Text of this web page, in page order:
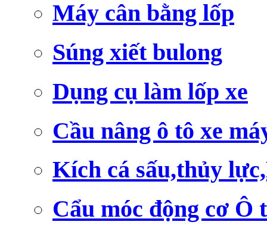
Máy cân bằng lốp
Súng xiết bulong
Dụng cụ làm lốp xe
Cầu nâng ô tô xe
Kích cá sấu,thủy
Cẩu móc động cơ Ô